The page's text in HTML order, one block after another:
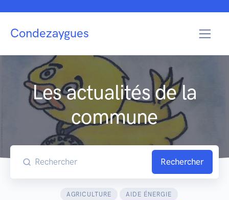
Condezaygues
Les actualités de la
commune
Rechercher
AGRICULTURE
AIDE ÉNERGIE